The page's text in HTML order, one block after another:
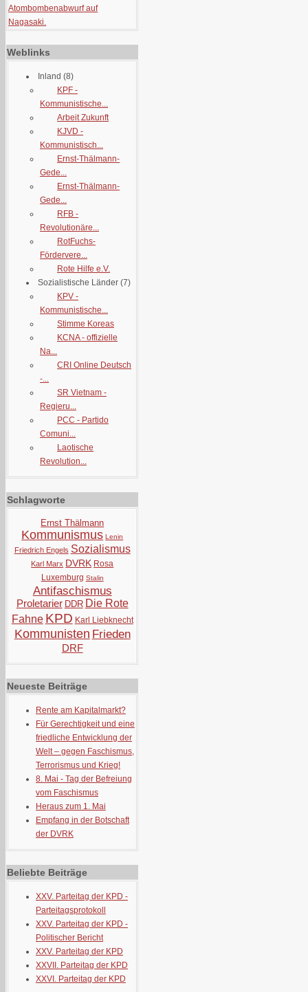
Atombombenabwurf auf
Nagasaki.
Weblinks
Inland (8)
KPF -
Kommunistische...
Arbeit Zukunft
KJVD -
Kommunistisch...
Ernst-Thälmann-
Gede...
Ernst-Thälmann-
Gede...
RFB -
Revolutionäre...
RotFuchs-
Fördervere...
Rote Hilfe e.V.
Sozialistische Länder (7)
KPV -
Kommunistische...
Stimme Koreas
KCNA - offizielle
Na...
CRI Online Deutsch
-...
SR Vietnam -
Regieru...
PCC - Partido
Comuni...
Laotische
Revolution...
Schlagworte
Ernst Thälmann
Kommunismus Lenin
Friedrich Engels Sozialismus
Karl Marx DVRK Rosa
Luxemburg Stalin
Antifaschismus
Proletarier DDR Die Rote
Fahne KPD Karl Liebknecht
Kommunisten Frieden
DRF
Neueste Beiträge
Rente am Kapitalmarkt?
Für Gerechtigkeit und eine
friedliche Entwicklung der
Welt – gegen Faschismus,
Terrorismus und Krieg!
8. Mai - Tag der Befreiung
vom Faschismus
Heraus zum 1. Mai
Empfang in der Botschaft
der DVRK
Beliebte Beiträge
XXV. Parteitag der KPD -
Parteitagsprotokoll
XXV. Parteitag der KPD -
Politischer Bericht
XXV. Parteitag der KPD
XXVII. Parteitag der KPD
XXVI. Parteitag der KPD